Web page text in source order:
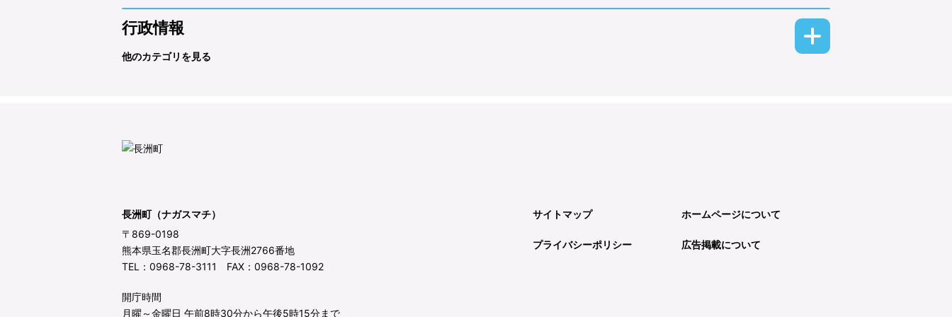
行政情報
他のカテゴリを見る
長洲町（ナガスマチ）
〒869-0198
熊本県玉名郡長洲町大字長洲2766番地
TEL：0968-78-3111 FAX：0968-78-1092
開庁時間
月曜～金曜日 午前8時30分から午後5時15分まで
サイトマップ ホームページについて
プライバシーポリシー 広告掲載について